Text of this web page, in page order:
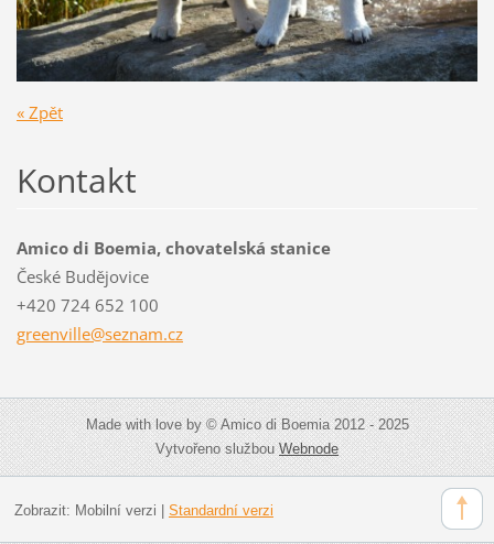
« Zpět
Kontakt
Amico di Boemia, chovatelská stanice
České Budějovice
+420 724 652 100
greenville@seznam.cz
Made with love by © Amico di Boemia 2012 - 2025
Vytvořeno službouWebnode
Zobrazit: Mobilní verzi | Standardní verzi